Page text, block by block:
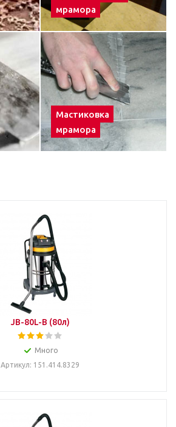
мрамора
Мастиковка
мрамора
JB-80L-B (80л)
Много
Артикул: 151.414.8329